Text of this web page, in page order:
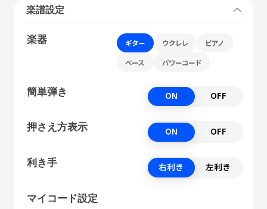
楽譜設定
楽器 ギター ウクレレ ピアノ
ベース パワーコード
簡単弾き ON OFF
押さえ方表示 ON OFF
利き手 右利き 左利き
マイコード設定